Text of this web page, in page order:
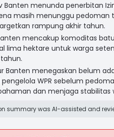
Banten menunda penerbitan
masih menunggu pedoman
rampung akhir tahun.
mencakup komoditas
lima hektare untuk warga
Banten menegaskan belum
pengelola WPR sebelum
dan menjaga stabilitas
summary was AI-assisted and